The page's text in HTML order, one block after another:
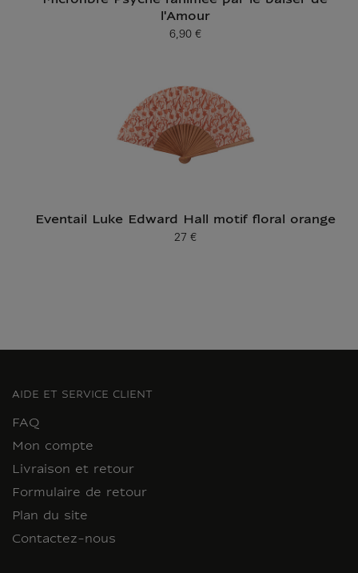
l'Amour
Prix ​​actuel
6,90 €
Eventail Luke Edward Hall motif floral orange
Prix ​​actuel
27 €
AIDE ET SERVICE CLIENT
FAQ
Mon compte
Livraison et retour
Formulaire de retour
Plan du site
Contactez-nous